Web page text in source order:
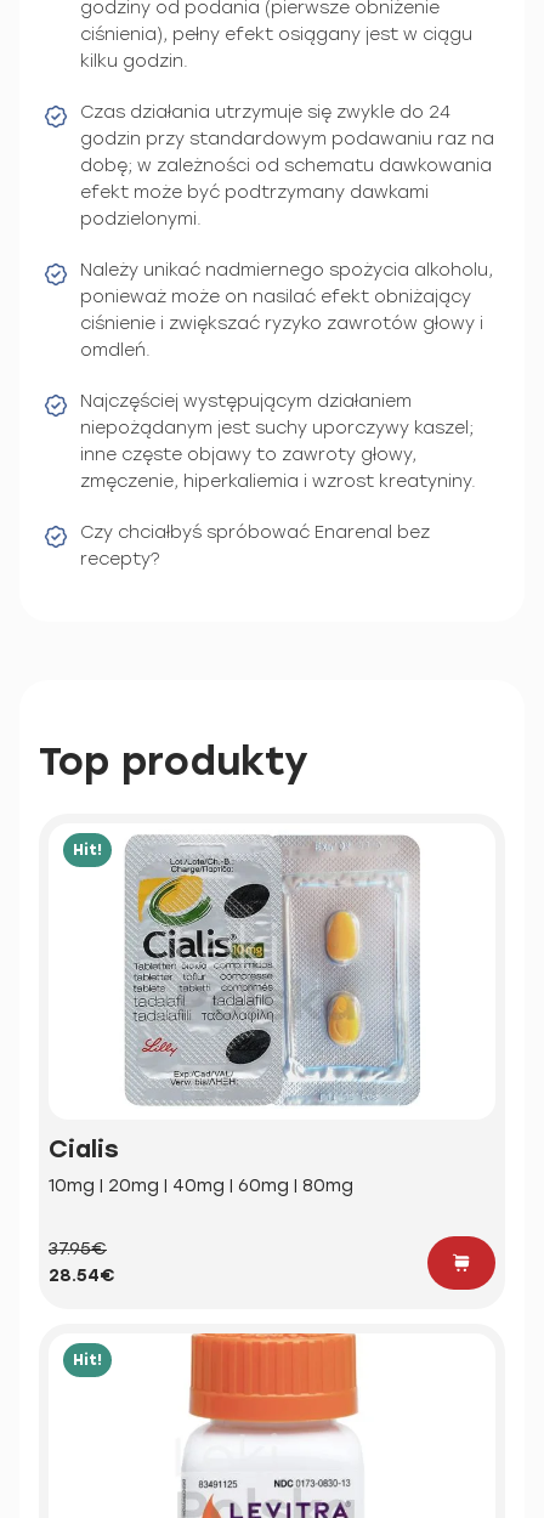
godziny od podania (pierwsze obniżenie
ciśnienia), pełny efekt osiągany jest w ciągu
kilku godzin.
Czas działania utrzymuje się zwykle do 24
godzin przy standardowym podawaniu raz na
dobę; w zależności od schematu dawkowania
efekt może być podtrzymany dawkami
podzielonymi.
Należy unikać nadmiernego spożycia alkoholu,
ponieważ może on nasilać efekt obniżający
ciśnienie i zwiększać ryzyko zawrotów głowy i
omdleń.
Najczęściej występującym działaniem
niepożądanym jest suchy uporczywy kaszel;
inne częste objawy to zawroty głowy,
zmęczenie, hiperkaliemia i wzrost kreatyniny.
Czy chciałbyś spróbować Enarenal bez
recepty?
Top produkty
Hit!
Cialis
10mg | 20mg | 40mg | 60mg | 80mg
37.95€
28.54€
Hit!